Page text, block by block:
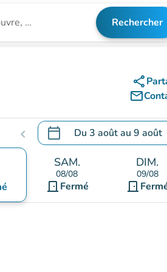
Rechercher
share
mail_outline
chevron_left calendar_today Du 3 aoûtau 9 août
.Ouvrir le calendrier pour
SAM.
08/08
door_front Fermé
DIM.
09/08
door_front